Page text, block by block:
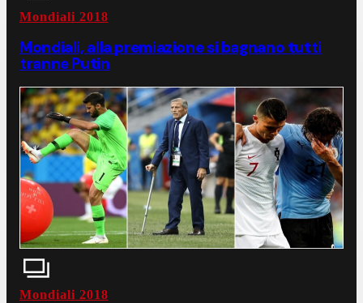
Mondiali 2018
Mondiali, alla premiazione si bagnano tutti
tranne Putin
Mondiali 2018